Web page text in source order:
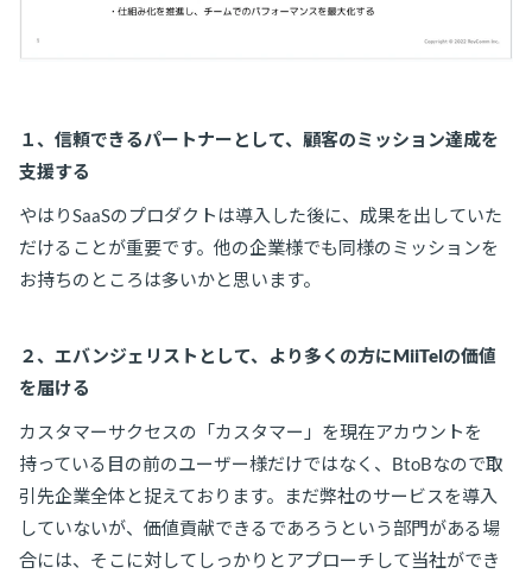
１、信頼できるパートナーとして、顧客のミッション達成を
支援する
やはりSaaSのプロダクトは導入した後に、成果を出していた
だけることが重要です。他の企業様でも同様のミッションを
お持ちのところは多いかと思います。
２、エバンジェリストとして、より多くの方にMiiTelの価値
を届ける
カスタマーサクセスの「カスタマー」を現在アカウントを
持っている目の前のユーザー様だけではなく、BtoBなので取
引先企業全体と捉えております。まだ弊社のサービスを導入
していないが、価値貢献できるであろうという部門がある場
合には、そこに対してしっかりとアプローチして当社ができ